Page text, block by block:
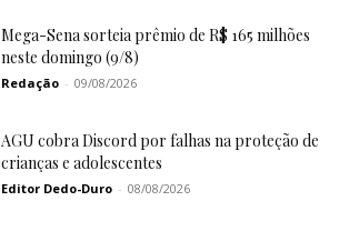
Mega-Sena sorteia prêmio de R$ 165 milhões
neste domingo (9/8)
Redação - 09/08/2026
AGU cobra Discord por falhas na proteção de
crianças e adolescentes
Editor Dedo-Duro - 08/08/2026